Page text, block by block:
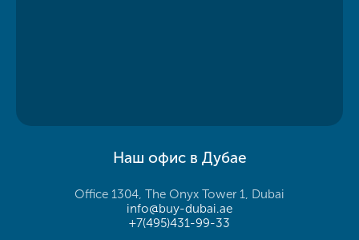
Наш офис в Дубае
Office 1304, The Onyx Tower 1, Dubai
info@buy-dubai.ae
+7(495)431-99-33